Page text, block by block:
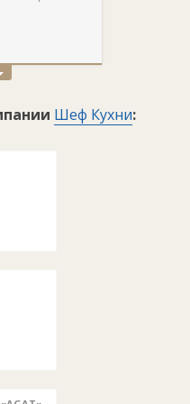
Шеф Кухни: